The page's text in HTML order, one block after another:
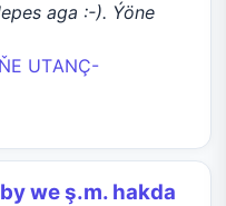
aga :-). Ýöne
UTАNÇ-
we ş.m. hakda